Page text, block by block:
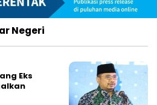
Negeri
Eks